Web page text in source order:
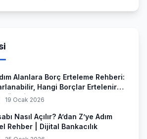
Alanlara Borç Erteleme Rehberi:
Hangi Borçlar Ertelenir
Süreci
19 Ocak 2026
Nasıl Açılır? A’dan Z’ye Adım
Rehber | Dijital Bankacılık